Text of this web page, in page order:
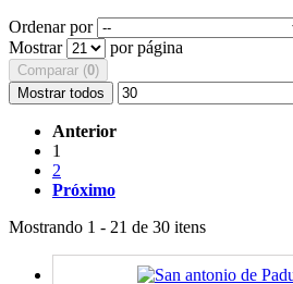
Ordenar por
Mostrar
por página
Comparar (0)
Mostrar todos
Anterior
1
2
Próximo
Mostrando 1 - 21 de 30 itens